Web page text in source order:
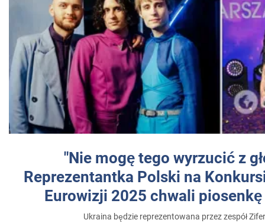
"Nie mogę tego wyrzucić z
Reprezentantka Polski na
Eurowizji 2025 chwali
Ukraina będzie reprezentowana przez zespół